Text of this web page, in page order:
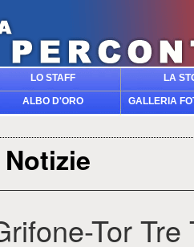
LO STAFF LA
ALBO D'ORO GALLERIA
Notizie
Tor Tre